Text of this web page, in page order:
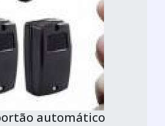
automático